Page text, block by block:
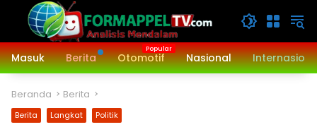
Langsung
konten
Masuk
Berita Otomotif Nasional
Beranda Berita
Berita Langkat Politik